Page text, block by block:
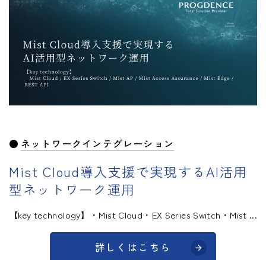
ネットワークインテグレーション
Mist Cloud導入支援で実現するAI活用
型ネットワーク運用
【key technology】・Mist Cloud・EX Series Switch・Mist ...
詳しくはこちら